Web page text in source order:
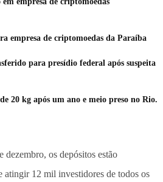
empresa de criptomoedas da Paraíba
para presídio federal após suspeita
20 kg após um ano e meio preso no Rio.
dezembro, os depósitos estão
atingir 12 mil investidores de todos os